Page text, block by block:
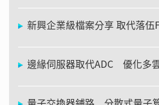
新興企業級檔案分享 取代落伍
邊緣伺服器取代ADC 優化多